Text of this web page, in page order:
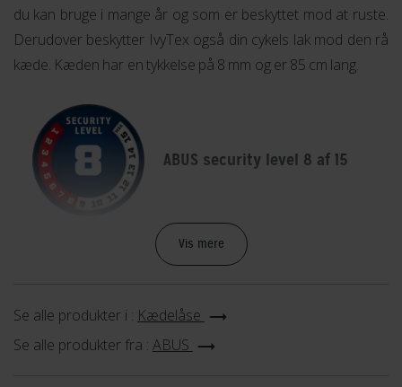
du kan bruge i mange år og som er beskyttet mod at ruste.
Derudover beskytter IvyTex også din cykels lak mod den rå
kæde. Kæden har en tykkelse på 8 mm og er 85 cm lang.
ABUS security level 8 af 15
Denne lås har et sikkerhedsniveau på 8 ud af 15, hvilket
giver dig ekstra beskyttelse til områder med mellem til lav
voksencykler og kan anbefales som en sekundær
låsemulighed i højrisikoområder, når den bruges sammen
Vis mere
Se alle produkter i : Kædelåse
Se alle produkter fra : ABUS